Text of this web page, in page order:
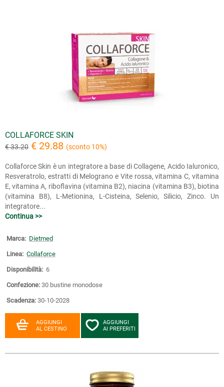
COLLAFORCE SKIN
€ 33.20 € 29.88 (sconto 10%)
Collaforce Skin è un integratore a base di Collagene, Acido Ialuronico,
Resveratrolo, estratti di Melograno e Vite rossa, vitamina C, vitamina
E, vitamina A, riboflavina (vitamina B2), niacina (vitamina B3), biotina
(vitamina B8), L-Metionina, L-Cisteina, Selenio, Silicio, Zinco. Un
integratore...
Continua >>
Marca: Dietmed
Linea: Collaforce
Disponibilità: 6
Confezione: 30 bustine monodose
Scadenza: 30-10-2028
AGGIUNGI
AL CESTINO
AGGIUNGI
AI PREFERITI